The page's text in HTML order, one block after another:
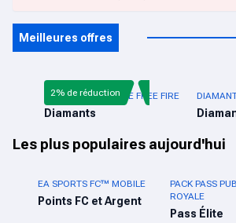
Meilleures offres
RECHARGE DIRECTE FREE FIRE
Diamants
2% de réduction
Les plus populaires aujourd'hui
EA SPORTS FC™ MOBILE
Points FC et Argent
PACK PASS
ROYALE
Pass Élite